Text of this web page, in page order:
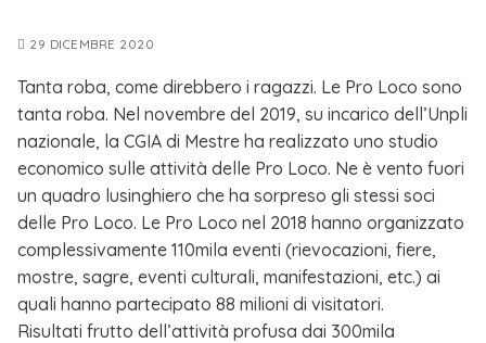
29 DICEMBRE 2020
Tanta roba, come direbbero i ragazzi. Le Pro Loco sono
tanta roba. Nel novembre del 2019, su incarico dell’Unpli
nazionale, la CGIA di Mestre ha realizzato uno studio
economico sulle attività delle Pro Loco. Ne è vento fuori
un quadro lusinghiero che ha sorpreso gli stessi soci
delle Pro Loco. Le Pro Loco nel 2018 hanno organizzato
complessivamente 110mila eventi (rievocazioni, fiere,
mostre, sagre, eventi culturali, manifestazioni, etc.) ai
quali hanno partecipato 88 milioni di visitatori.
Risultati frutto dell’attività profusa dai 300mila